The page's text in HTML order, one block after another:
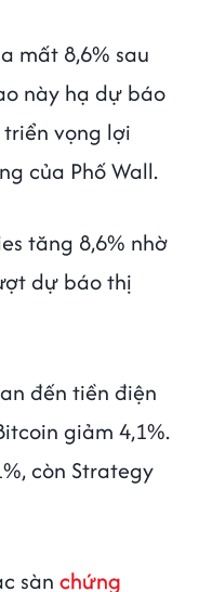
mất 8,6% sau
này hạ dự báo
vọng lợi
của Phố Wall.
tăng 8,6% nhờ
dự báo thị
đến tiền điện
giảm 4,1%.
còn Strategy
sàn chứng